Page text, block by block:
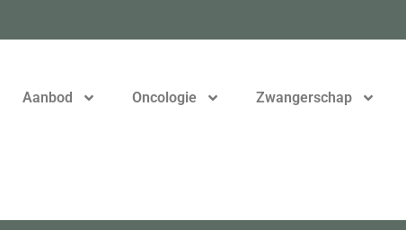
Aanbod Oncologie Zwangerschap